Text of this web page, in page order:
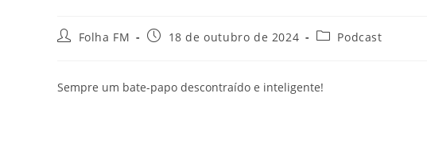
Folha FM 18 de outubro de 2024 Podcast
Sempre um bate-papo descontraído e inteligente!